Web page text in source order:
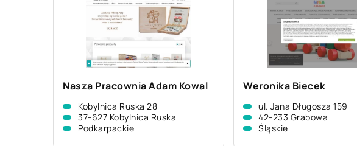
Nasza Pracownia Adam Kowal
Kobylnica Ruska 28
37-627 Kobylnica Ruska
Podkarpackie
Weronika Biecek
ul. Jana Długosza 159
42-233 Grabowa
Śląskie